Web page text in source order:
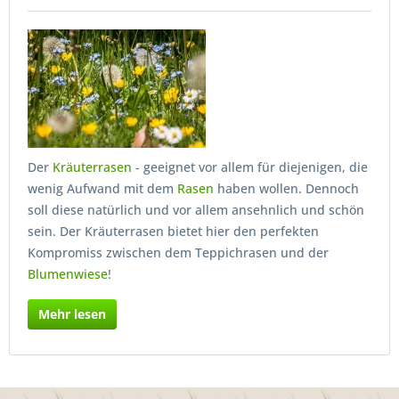
Der Kräuterrasen - geeignet vor allem für diejenigen, die
wenig Aufwand mit dem Rasen haben wollen. Dennoch
soll diese natürlich und vor allem ansehnlich und schön
sein. Der Kräuterrasen bietet hier den perfekten
Kompromiss zwischen dem Teppichrasen und der
Blumenwiese!
Mehr lesen